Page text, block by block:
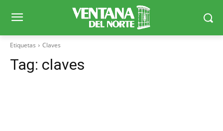
Etiquetas Claves
Tag: claves